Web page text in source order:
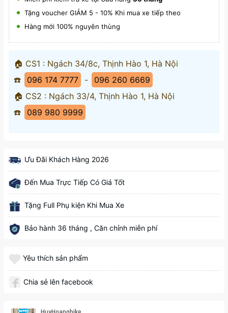
Tặng voucher GIẢM 5 - 10% Khi mua xe tiếp theo
Hàng mới 100% nguyên thùng
🏠 CS1 : Ngách 34/8c, Thịnh Hào 1, Hà Nội
☎️
096 174 7777 -
096 260 6669
🏠 CS2 : Ngách 33/4, Thịnh Hào 1, Hà Nội
☎️
089 980 9999
Ưu Đãi Khách Hàng 2026
Đến Mua Trực Tiếp Có Giá Tốt
Tặng Full Phụ kiện Khi Mua Xe
Bảo hành 36 tháng , Căn chỉnh miễn phí
Yêu thích sản phẩm
Chia sẻ lên facebook